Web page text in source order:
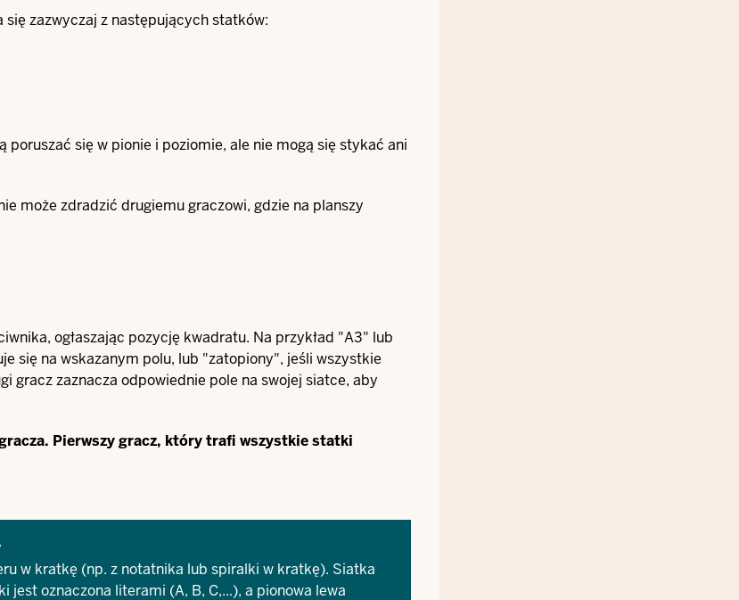
zazwyczaj z następujących statków:
się w pionie i poziomie, ale nie mogą się stykać ani
może zdradzić drugiemu graczowi, gdzie na planszy
ogłaszając pozycję kwadratu. Na przykład "A3" lub
się na wskazanym polu, lub "zatopiony", jeśli wszystkie
gracz zaznacza odpowiednie pole na swojej siatce, aby
Pierwszy gracz, który trafi wszystkie statki
w kratkę (np. z notatnika lub spiralki w kratkę). Siatka
oznaczona literami (A, B, C,...), a pionowa lewa